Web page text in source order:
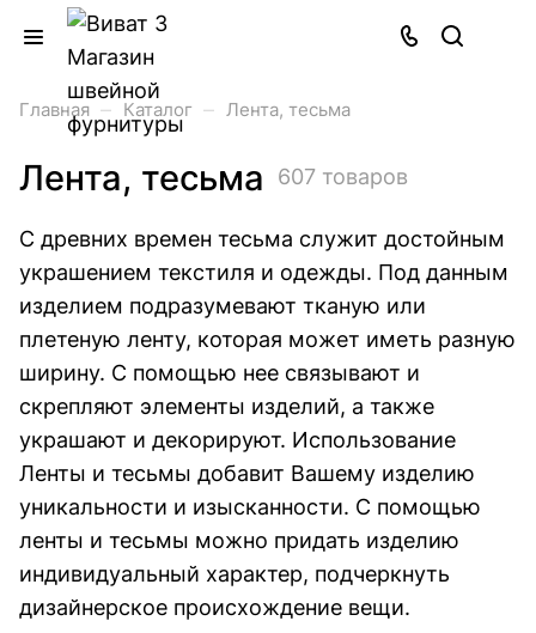
Главная – Каталог – Лента, тесьма
Лента, тесьма 607 товаров
С древних времен тесьма служит достойным
украшением текстиля и одежды. Под данным
изделием подразумевают тканую или
плетеную ленту, которая может иметь разную
ширину. С помощью нее связывают и
скрепляют элементы изделий, а также
украшают и декорируют. Использование
Ленты и тесьмы добавит Вашему изделию
уникальности и изысканности. С помощью
ленты и тесьмы можно придать изделию
индивидуальный характер, подчеркнуть
дизайнерское происхождение вещи.